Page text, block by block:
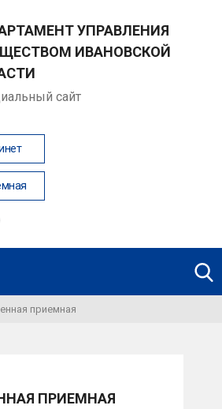
УПРАВЛЕНИЯ
ИВАНОВСКОЙ
сайт
приемная
ПРИЕМНАЯ